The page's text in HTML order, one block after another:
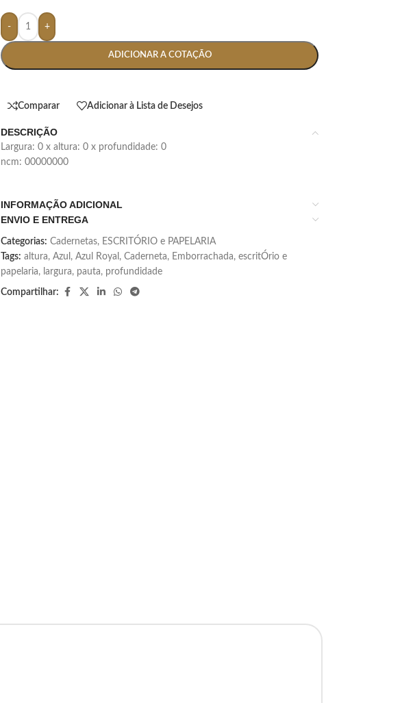
- +
ADICIONAR A COTAÇÃO
Comparar Adicionar à Lista de Desejos
DESCRIÇÃO
largura: 0 x altura: 0 x profundidade: 0
ncm: 00000000
INFORMAÇÃO ADICIONAL
ENVIO E ENTREGA
Categorias: Cadernetas, ESCRITÓRIO e PAPELARIA
Tags: altura, Azul , Azul Royal , Caderneta, Emborrachada, escritÓrio e
papelaria, largura, pauta, profundidade
Compartilhar: